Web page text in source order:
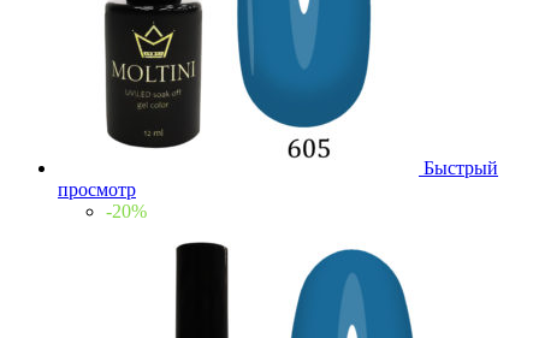
Быстрый
просмотр
-20%